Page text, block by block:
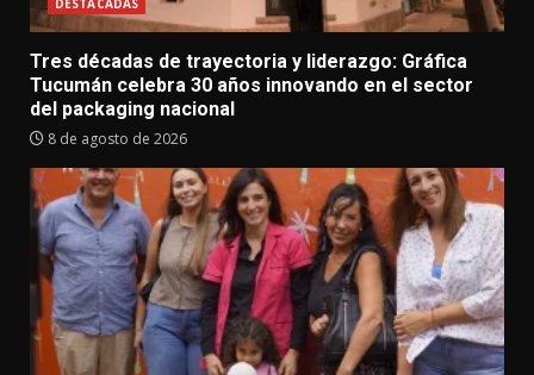
DESTACADAS
Tres décadas de trayectoria y liderazgo: Gráfica
Tucumán celebra 30 años innovando en el sector
del packaging nacional
8 de agosto de 2026